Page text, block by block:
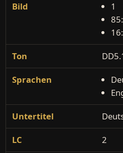
Bild
1
Ton
Sprachen
Untertitel
LC 2